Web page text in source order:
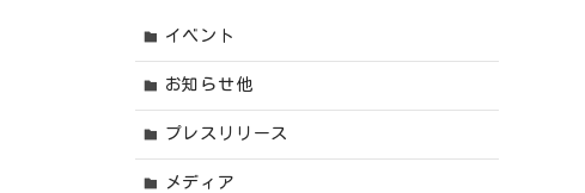
イベント
お知らせ他
プレスリリース
メディア